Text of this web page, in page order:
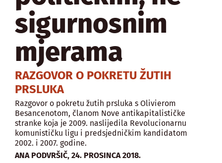
sigurnosnim
mjerama
RAZGOVOR O POKRETU ŽUTIH
PRSLUKA
Razgovor o pokretu žutih prsluka s Olivierom
Besancenotom, članom Nove antikapitalističke
stranke koja je 2009. naslijedila Revolucionarnu
komunističku ligu i predsjedničkim kandidatom
2002. i 2007. godine.
ANA PODVRŠIČ, 24. PROSINCA 2018.